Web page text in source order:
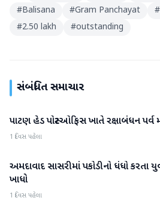
#Balisana #Gram Panchayat #
#2.50 lakh #outstanding
સંબંધિત સમાચાર
પાટણ
પાટણ હેડ પોસ્ટઓફિસ ખાતે રક્ષાબંધન
1 દિવસ પહેલા
પાટણ
અમદાવાદ સાસરીમાં પકોડીનો ધંધો
ખાધો
1 દિવસ પહેલા